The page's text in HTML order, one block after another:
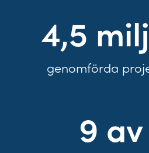
4,5
genomförda
9